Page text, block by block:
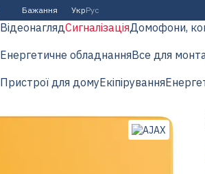
Бажання УкрРус
ВідеонаглядСигналізаціяДомофони,
Енергетичне обладнанняВсе для
Пристрої для домуЕкіпірування